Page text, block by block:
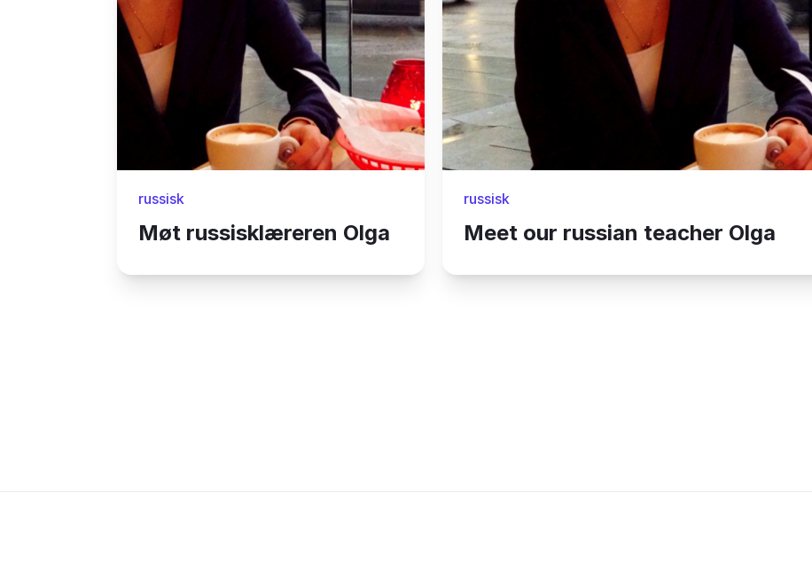
russisk
Møt russisklæreren Olga
russisk
Meet our russian teacher Olga